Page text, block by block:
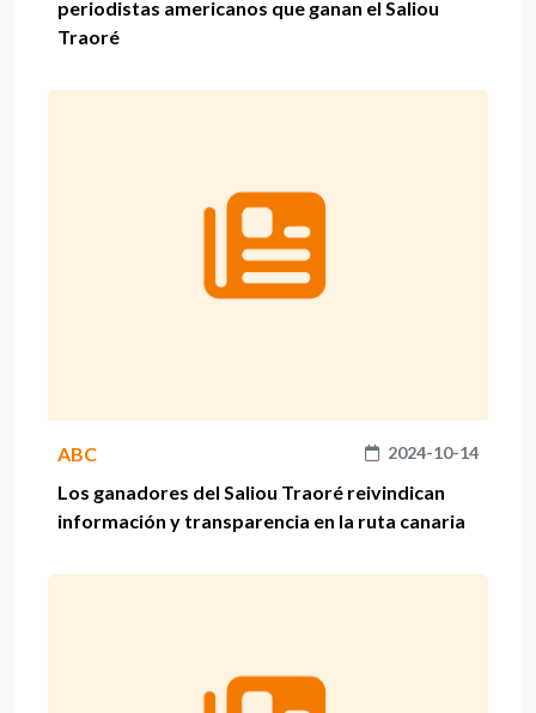
periodistas americanos que ganan el Saliou
Traoré
ABC 2024-10-14
Los ganadores del Saliou Traoré reivindican
información y transparencia en la ruta canaria